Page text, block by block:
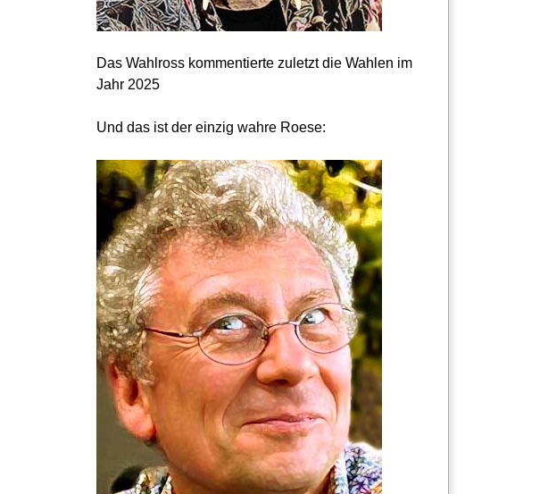
Das Wahlross kommentierte zuletzt die Wahlen im
Jahr 2025
Und das ist der einzig wahre Roese: